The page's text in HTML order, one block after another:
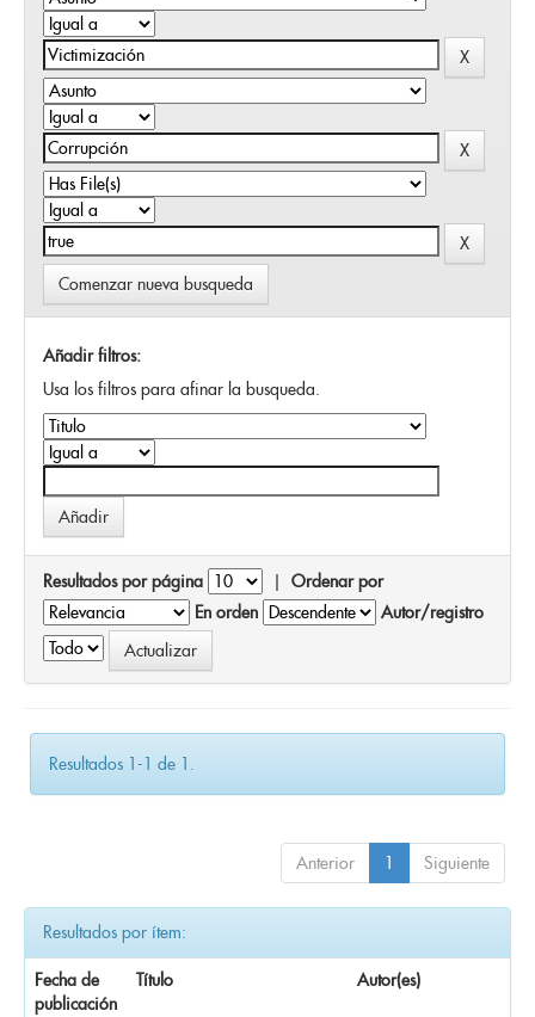
Comenzar nueva busqueda
Añadir filtros:
Usa los filtros para afinar la busqueda.
Resultados por página | Ordenar por
En orden
Autor/registro
Resultados 1-1 de 1.
Anterior 1 Siguiente
Resultados por ítem:
Fecha de
publicación
Título Autor(es)